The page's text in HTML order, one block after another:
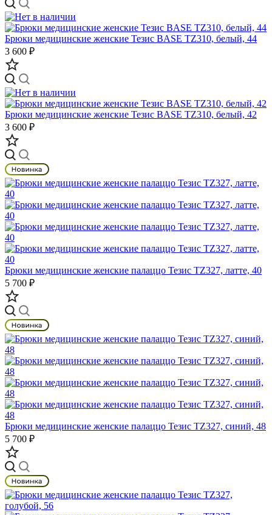
Брюки медицинские женские Тезис BASE TZ310, белый, 44
3 600 ₽
Брюки медицинские женские Тезис BASE TZ310, белый, 42
3 600 ₽
Брюки медицинские женские палаццо Тезис TZ327, латте, 40
5 700 ₽
Брюки медицинские женские палаццо Тезис TZ327, синий, 48
5 700 ₽